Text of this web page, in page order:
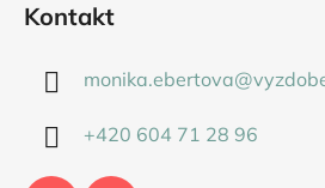
Kontakt
monika.ebertova@
+420 604 71 28 96